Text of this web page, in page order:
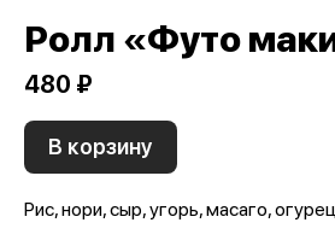
Ролл «Футо
480 ₽
В корзину
Рис, нори, сыр, угорь, масаго,